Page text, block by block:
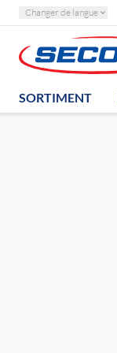
Changer de langue
SORTIMENT